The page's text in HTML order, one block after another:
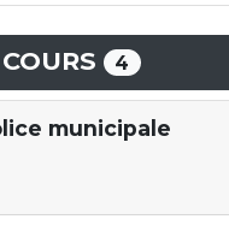
4
municipale